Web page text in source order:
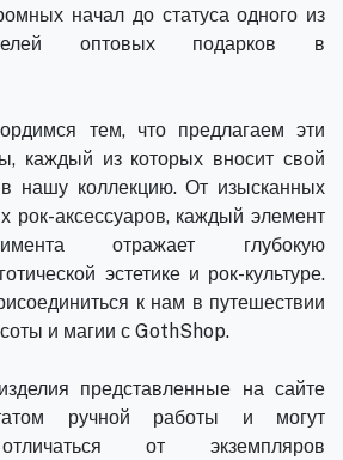
начал до статуса одного из
оптовых подарков в
тем, что предлагаем эти
каждый из которых вносит свой
нашу коллекцию. От изысканных
рок-аксессуаров, каждый элемент
отражает глубокую
эстетике и рок-культуре.
к нам в путешествии
и магии с GothShop.
представленные на сайте
ручной работы и могут
от экземпляров